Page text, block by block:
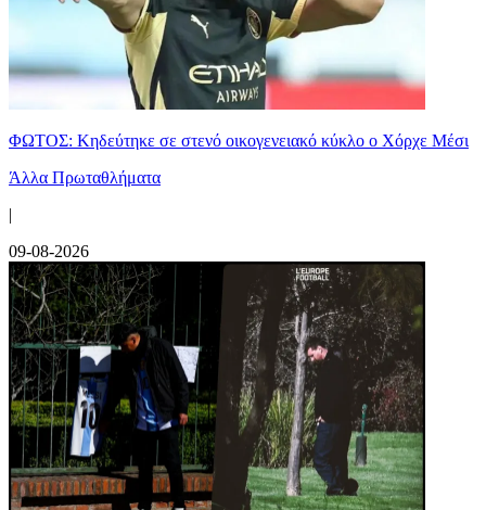
ΦΩΤΟΣ: Κηδεύτηκε σε στενό οικογενειακό κύκλο ο Χόρχε Μέσι
Άλλα Πρωταθλήματα
|
09-08-2026